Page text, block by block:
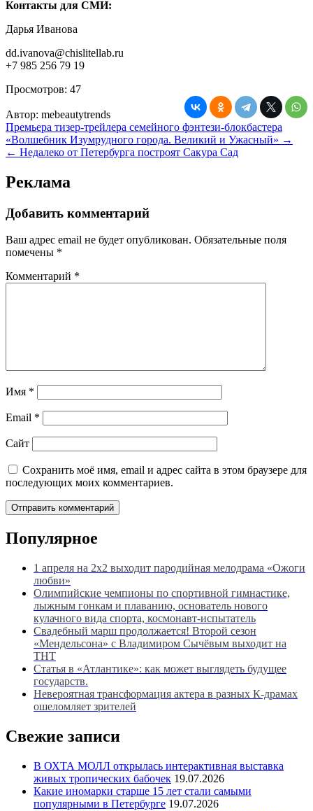
Контакты для СМИ:
Дарья Иванова
dd.ivanova@chislitellab.ru
+7 985 256 79 19
Просмотров: 47
Автор: mebeautytrends
Навигация
по
Премьера тизер-трейлера семейного фэнтези-блокбастера
«Волшебник Изумрудного города. Великий и Ужасный» →
← Недалеко от Петербурга построят Сакура Сад
Реклама
Добавить комментарий
Ваш адрес email не будет опубликован. Обязательные поля
помечены *
Комментарий *
Имя *
Email *
Сайт
Сохранить моё имя, email и адрес сайта в этом браузере для
последующих моих комментариев.
Популярное
1 апреля на 2х2 выходит пародийная мелодрама «Ожоги
любви»
Олимпийские чемпионы по спортивной гимнастике,
лыжным гонкам и плаванию, основатель нового
кулачного вида спорта, космонавт-испытатель
Свадебный марш продолжается! Второй сезон
«Мендельсона» с Владимиром Сычёвым выходит на
ТНТ
Статья в «Атлантике»: как может выглядеть будущее
государств.
Невероятная трансформация актера в разных К-драмах
ошеломляет зрителей
Свежие записи
В ОХТА МОЛЛ открылась интерактивная выставка
живых тропических бабочек 19.07.2026
Какие иномарки старше 15 лет стали самыми
популярными в Петербурге 19.07.2026